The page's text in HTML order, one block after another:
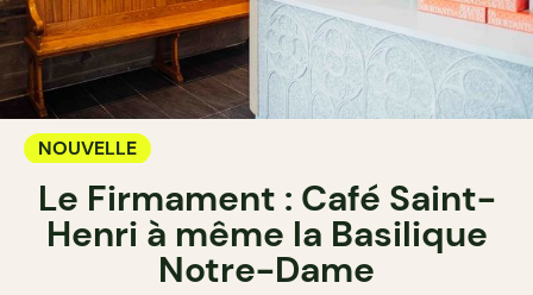
NOUVELLE
Le Firmament : Café Saint-
Henri à même la Basilique
Notre-Dame